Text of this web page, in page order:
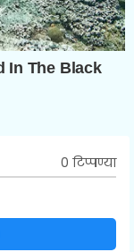
0 टिप्पण्या